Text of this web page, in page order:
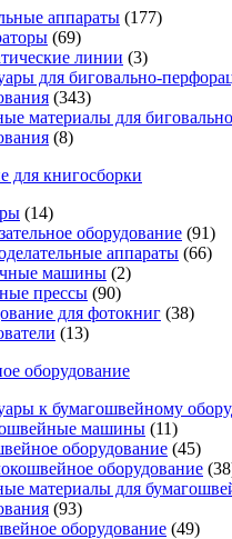
аппараты (177)
(69)
линии (3)
для биговально-
(343)
материалы для
(8)
для книгосборки
(14)
оборудование (91)
аппараты (66)
машины (2)
прессы (90)
для фотокниг (38)
(13)
оборудование
к бумагошвейному
машины (11)
оборудование (45)
оборудование
материалы для
(93)
оборудование (49)